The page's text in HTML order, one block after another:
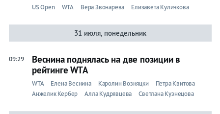
US Open WTA Вера Звонарева Елизавета Куличкова
31 июля, понедельник
09:29
Веснина поднялась на две позиции в
рейтинге WTA
WTA Елена Веснина Каролин Возняцки
Петра Квитова
Анжелик Кербер
Алла Кудрявцева Светлана Кузнецова